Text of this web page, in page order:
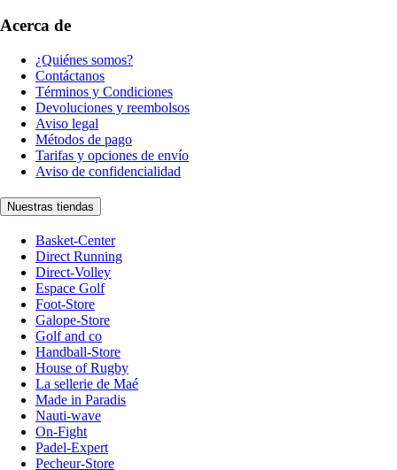
Acerca de
¿Quiénes somos?
Contáctanos
Términos y Condiciones
Devoluciones y reembolsos
Aviso legal
Métodos de pago
Tarifas y opciones de envío
Aviso de confidencialidad
Nuestras tiendas
Basket-Center
Direct Running
Direct-Volley
Espace Golf
Foot-Store
Galope-Store
Golf and co
Handball-Store
House of Rugby
La sellerie de Maé
Made in Paradis
Nauti-wave
On-Fight
Padel-Expert
Pecheur-Store